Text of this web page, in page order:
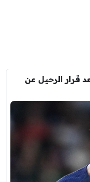
قرار الرحيل عن